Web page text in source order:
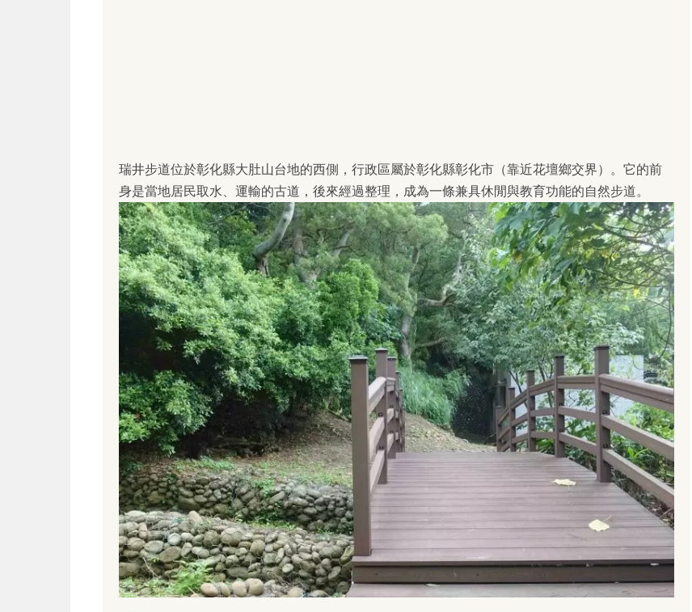
瑞井步道位於彰化縣大肚山台地的西側，行政區屬於彰化縣彰化市（靠近花壇鄉交界）。它的前
身是當地居民取水、運輸的古道，後來經過整理，成為一條兼具休閒與教育功能的自然步道。